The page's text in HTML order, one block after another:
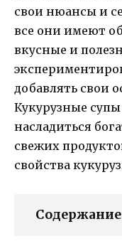
свои нюансы и
все они имеют
вкусные и
добавлять свои
Кукурузные
насладиться
свежих
свойства
Содержание